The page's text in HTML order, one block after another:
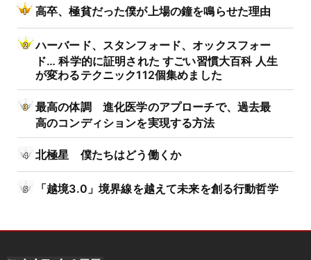
高卒、極貧だった僕が上場の鐘を鳴らせた理由
ハーバード、スタンフォード、オックスフォー
ド… 科学的に証明された すごい習慣大百科 人生
が変わるテクニック112個集めました
最高の体調 進化医学のアプローチで、過去最
高のコンディションを実現する方法
北極星 僕たちはどう働くか
「越境3.0」境界線を越えて未来を創る行動哲学